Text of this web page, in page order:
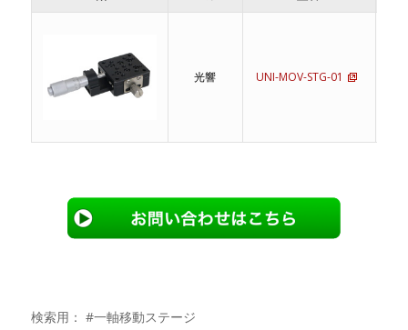
光響 UNI-MOV-STG-01
検索用： #一軸移動ステージ